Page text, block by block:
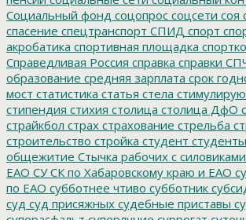
Социальный фонд соцопрос соцсети соя
спасение спецтранспорт СПИД спорт
акробатика спортивная площадка
Справедливая Россия справка справки
образование средняя зарплата срок
мост статистика статья стела
стипендия стихия столица столица ДфО
страйкбол страх страхование стрельба
строительство стройка студент студенты
общежитие Стычка рабочих с силовиками
ЕАО СУ СК по Хабаровскому краю и ЕАО
по ЕАО субботнее чтиво субботник
суд суд присяжных судебные приставы